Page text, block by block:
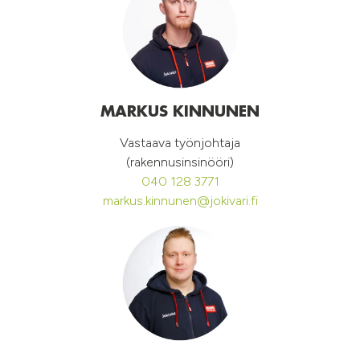
MARKUS KINNUNEN
Vastaava työnjohtaja
(rakennusinsinööri)
040 128 3771
markus.kinnunen@jokivari.fi